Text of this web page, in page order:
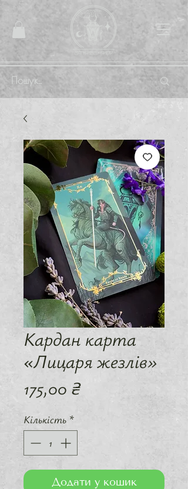
Кардан карта
«Лицаря жезлів»
175,00 ₴Ціна
Кількість *
Додати у кошик